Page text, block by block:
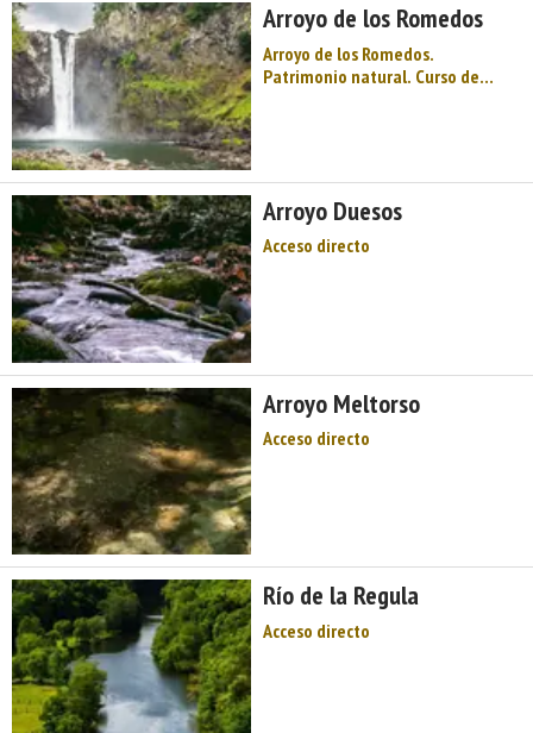
Arroyo de los Romedos
Arroyo de los Romedos.
Patrimonio natural. Curso de
Sierra del Sueve, playas con vistas
y espectaculares olas, surf,
hogueras que miran al mar,
espato flúor, casas de indianos,
Arroyo Duesos
Acceso directo
Arroyo Meltorso
Acceso directo
Río de la Regula
Acceso directo